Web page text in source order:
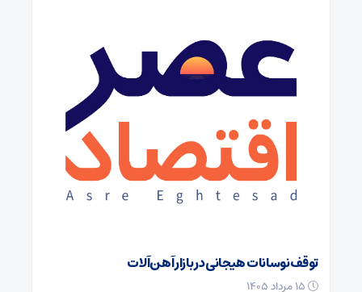
توقف نوسانات هیجانی در بازار آهن‌آلات